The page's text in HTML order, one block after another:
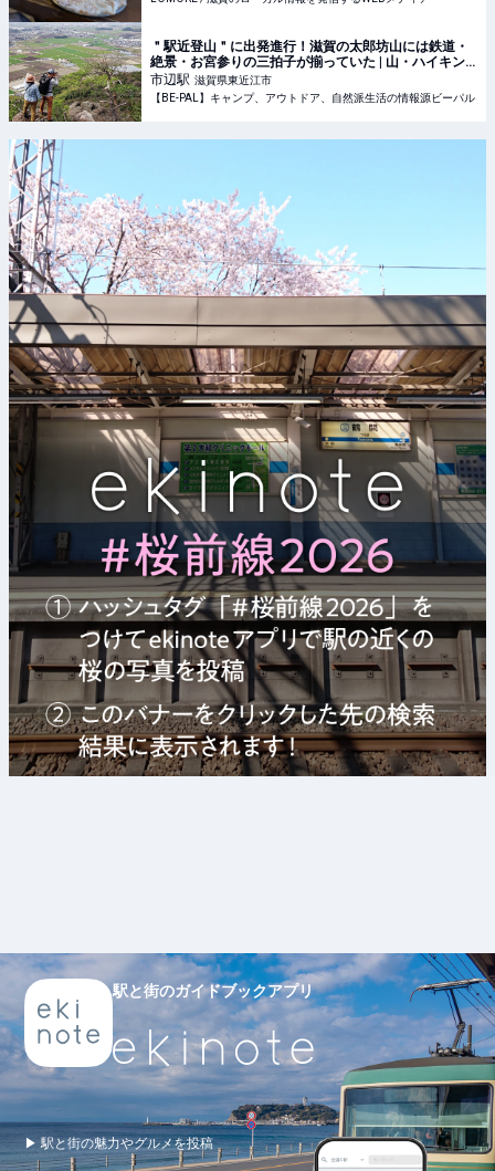
＂駅近登山＂に出発進行！滋賀の太郎坊山には鉄道・
絶景・お宮参りの三拍子が揃っていた | 山・ハイキン
グ・クライミング 【BE-PAL】キャンプ、アウトド
ア、自然派生活の情報源ビーパル
市辺駅 滋賀県東近江市
【BE-PAL】キャンプ、アウトドア、自然派生活の情報源ビーパル
駅と街のガイドブックアプリ
▶ 駅と街の魅力やグルメを投稿